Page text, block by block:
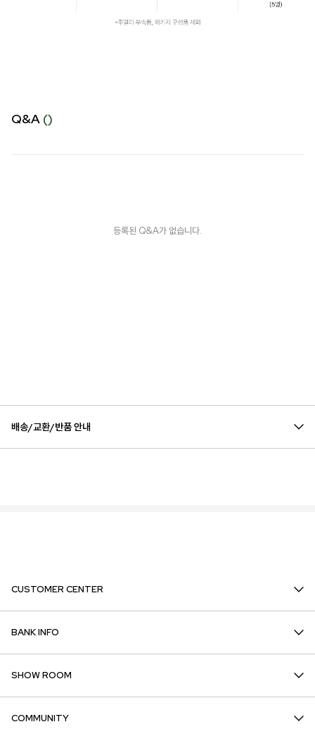
Q&A ()
등록된 Q&A가 없습니다.
배송/교환/반품 안내
CUSTOMER CENTER
BANK INFO
SHOW ROOM
COMMUNITY